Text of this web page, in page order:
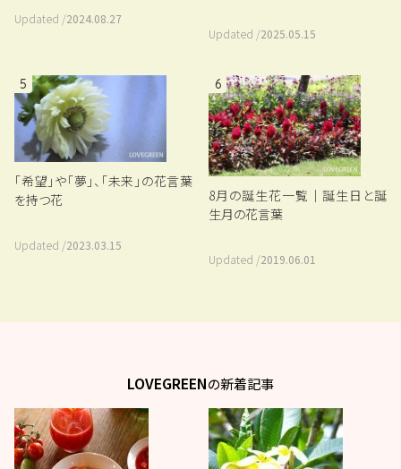
Updated /2024.08.27
Updated /2025.05.15
5
「希望」や「夢」、「未来」の花言葉
を持つ花
Updated /2023.03.15
6
8月の誕生花一覧｜誕生日と誕
生月の花言葉
Updated /2019.06.01
LOVEGREENの新着記事